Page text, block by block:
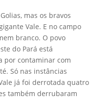
mas os bravos
Vale. E no campo
branco. O povo
do Pará está
por contaminar com
Só nas instâncias
já foi derrotada quatro
também derrubaram